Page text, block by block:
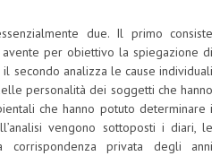
due. Il primo consiste
avente per obiettivo la spiegazione di
secondo analizza le cause individuali
personalità dei soggetti che hanno
che hanno potuto determinare i
vengono sottoposti i diari, le
privata degli anni